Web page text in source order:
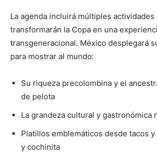
La agenda incluirá múltiples actividades
transformarán la Copa en una
transgeneracional. México desplegará
para mostrar al mundo:
Su riqueza precolombina y el
de pelota
La grandeza cultural y gastronómica
Platillos emblemáticos desde tacos
y cochinita